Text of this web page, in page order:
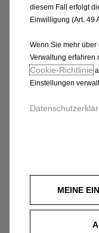
diesem Fall erfolgt
Einwilligung (Art. 49
Wenn Sie mehr
Verwaltung erfahren
Cookie‑Richtlinie
Einstellungen
MEINE